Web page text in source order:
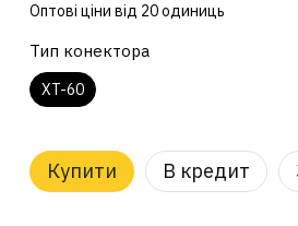
Оптові ціни від 20 одиниць
Тип конектора
XT-60
Купити В кредит